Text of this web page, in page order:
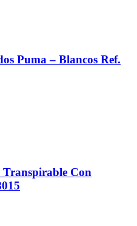
Puma – Blancos Ref.
Con